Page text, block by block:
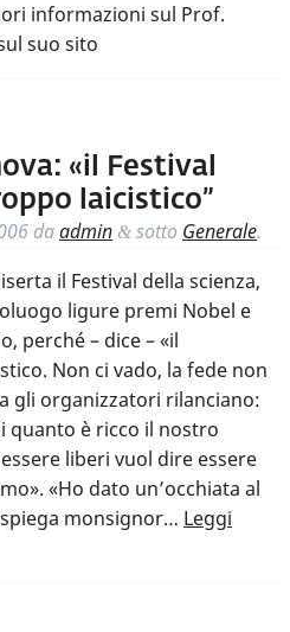
informazioni sul Prof.
suo sito
«il Festival
laicistico”
daadmin & sotto Generale.
il Festival della scienza,
ligure premi Nobel e
perché – dice – «il
Non ci vado, la fede non
gli organizzatori rilanciano:
quanto è ricco il nostro
liberi vuol dire essere
«Ho dato un’occhiata al
monsignor… Leggi